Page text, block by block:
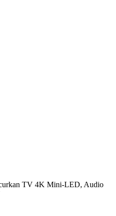
TV 4K Mini-LED, Audio